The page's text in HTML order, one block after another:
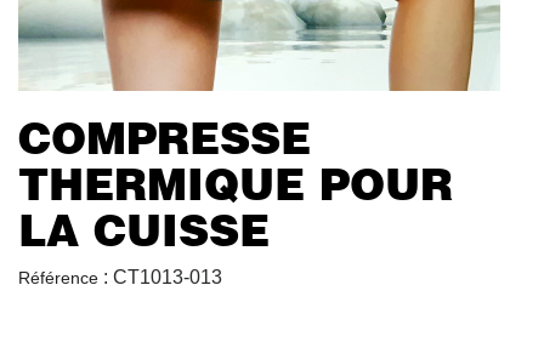
COMPRESSE
THERMIQUE POUR
LA CUISSE
Référence : CT1013-013